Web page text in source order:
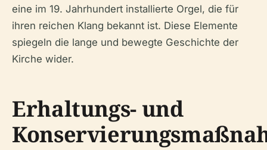
eine im 19. Jahrhundert installierte Orgel, die für
ihren reichen Klang bekannt ist. Diese Elemente
spiegeln die lange und bewegte Geschichte der
Kirche wider.
Erhaltungs- und